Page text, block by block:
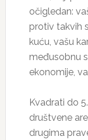
očigledan:
protiv takvih
kuću, vašu
međusobnu
ekonomije,
Kvadrati do
društvene
drugima